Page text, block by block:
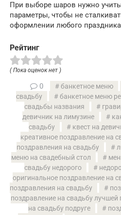
При выборе шаров нужно
параметры, чтобы не
оформлении любого
Рейтинг
( Пока оценок нет )
0 банкетное меню
свадьбу
банкетное меню
свадьбы названия
девичник на лимузине
свадьбу
квест на
креативное поздравление на
поздравления на свадьбу
меню на свадебный стол
свадьбу недорого
оригинальное поздравление на
поздравления на свадьбу
поздравление на свадьбу лучшей
на свадьбу подруге